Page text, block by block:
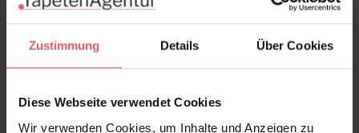
Zustimmung Details Über Cookies
Diese Webseite verwendet Cookies
Wir verwenden Cookies, um Inhalte und Anzeigen zu
Sie haben Fragen zum Produkt?
Frage stellen
+49 (0)221 932 81 82